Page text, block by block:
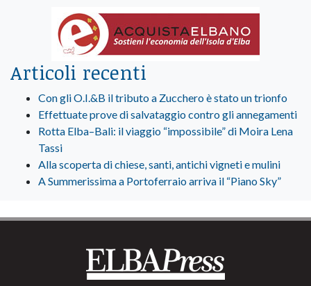
Articoli recenti
Con gli O.I.&B il tributo a Zucchero è stato un trionfo
Effettuate prove di salvataggio contro gli annegamenti
Rotta Elba–Bali: il viaggio “impossibile” di Moira Lena
Tassi
Alla scoperta di chiese, santi, antichi vigneti e mulini
A Summerissima a Portoferraio arriva il “Piano Sky”